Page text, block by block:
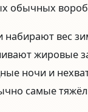
обычных
вес
жировые
ночи и
самые